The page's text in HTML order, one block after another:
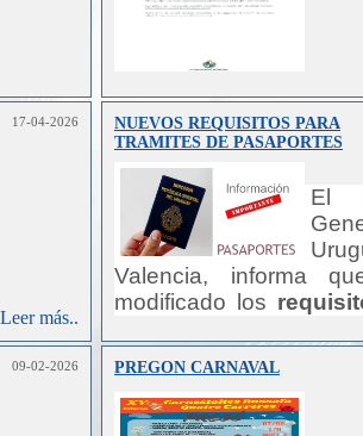
Leer más..
17-04-2026
Leer más..
NUEVOS REQUISITOS PARA
TRAMITES DE PASAPORTES
El
Valencia, informa
modificado los
tramitación de
exterior. En este
del 16 de septiembre
entra en vigor el
09-02-2026 PREGON CARNAVAL